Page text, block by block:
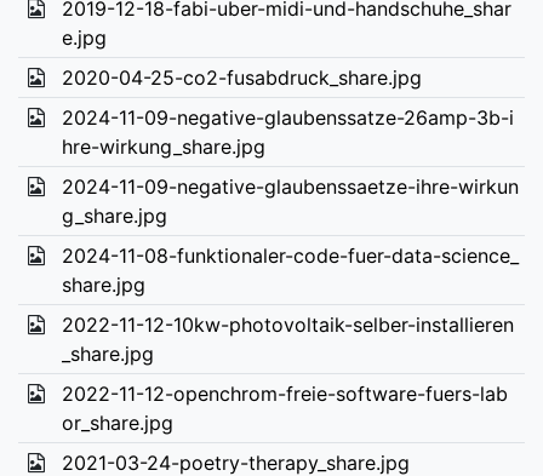
2019-12-18-fabi-uber-midi-und-handschuhe_shar
e.jpg
2020-04-25-co2-fusabdruck_share.jpg
2024-11-09-negative-glaubenssatze-26amp-3b-i
hre-wirkung_share.jpg
2024-11-09-negative-glaubenssaetze-ihre-wirkun
g_share.jpg
2024-11-08-funktionaler-code-fuer-data-science_
share.jpg
2022-11-12-10kw-photovoltaik-selber-installieren
_share.jpg
2022-11-12-openchrom-freie-software-fuers-lab
or_share.jpg
2021-03-24-poetry-therapy_share.jpg